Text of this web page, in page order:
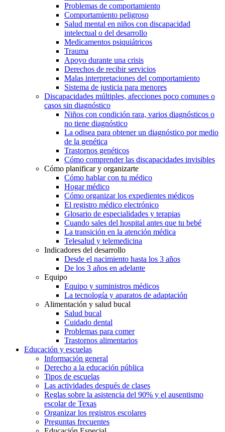
Problemas de comportamiento
Comportamiento peligroso
Salud mental en niños con discapacidad
intelectual o del desarrollo
Medicamentos psiquiátricos
Trauma
Apoyo durante una crisis
Derechos de recibir servicios
Malas interpretaciones del comportamiento
Sistema de justicia para menores
Discapacidades múltiples, afecciones poco comunes o
casos sin diagnóstico
Niños con condición rara, varios diagnósticos o
no tiene diagnóstico
La odisea para obtener un diagnóstico por medio
de la genética
Trastornos genéticos
Cómo comprender las discapacidades invisibles
Cómo planificar y organizarte
Cómo hablar con tu médico
Hogar médico
Cómo organizar los expedientes médicos
El registro médico electrónico
Glosario de especialidades y terapias
Cuando sales del hospital antes que tu bebé
La transición en la atención médica
Telesalud y telemedicina
Indicadores del desarrollo
Desde el nacimiento hasta los 3 años
De los 3 años en adelante
Equipo
Equipo y suministros médicos
La tecnología y aparatos de adaptación
Alimentación y salud bucal
Salud bucal
Cuidado dental
Problemas para comer
Trastornos alimentarios
Educación y escuelas
Información general
Derecho a la educación pública
Tipos de escuelas
Las actividades después de clases
Reglas sobre la asistencia del 90% y el ausentismo
escolar de Texas
Organizar los registros escolares
Preguntas frecuentes